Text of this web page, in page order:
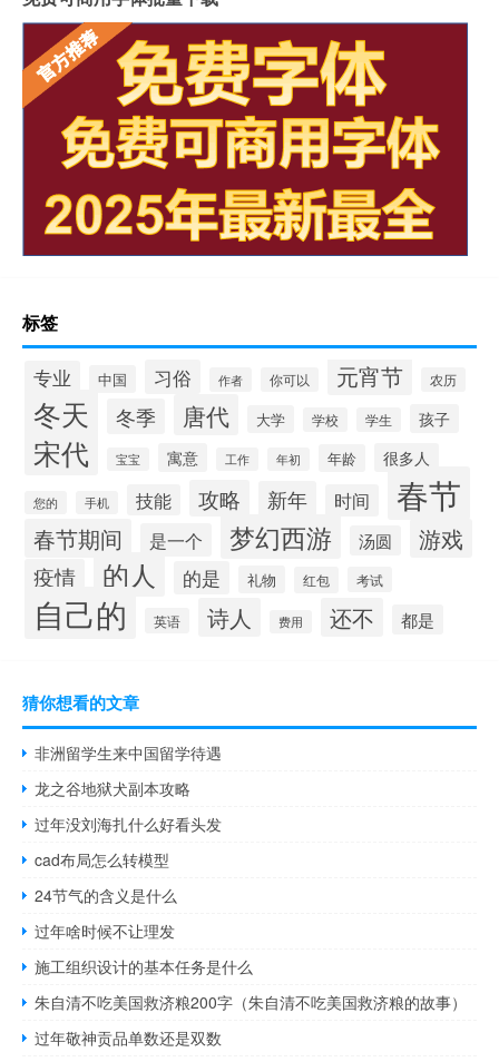
标签
专业 中国 习俗 作者 你可以 元宵节 农历
冬天 冬季 唐代 大学 学校 学生 孩子
宋代 宝宝 寓意 工作 年初 年龄 很多人
您的 手机 技能 攻略 新年 时间 春节
春节期间 是一个 梦幻西游 汤圆 游戏
疫情 的人 的是 礼物 红包 考试
自己的 英语 诗人 费用 还不 都是
猜你想看的文章
非洲留学生来中国留学待遇
龙之谷地狱犬副本攻略
过年没刘海扎什么好看头发
cad布局怎么转模型
24节气的含义是什么
过年啥时候不让理发
施工组织设计的基本任务是什么
朱自清不吃美国救济粮200字（朱自清不吃美国救济粮的故事）
过年敬神贡品单数还是双数